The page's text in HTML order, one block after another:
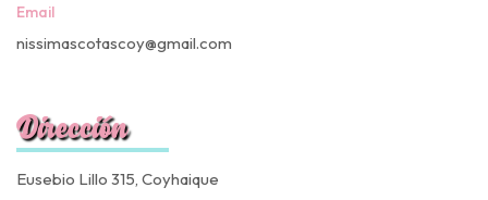
Email
nissimascotascoy@gmail.com
Dirección
Eusebio Lillo 315, Coyhaique